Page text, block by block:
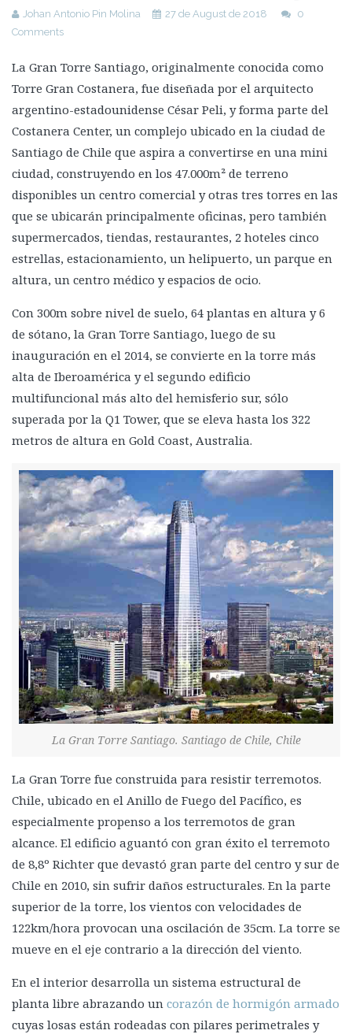
Principales fallas tectónicas del planeta
Cinturón de Fuego del Pacífico
Zona del Rift de Baikal
La falla de Suswa
Hacer frente a los terremotos
Riesgo Sísmico
Apoyo de la Unión Europea en la Reducción de Riesgo de
Nuevas tecnologías
Aisladores de base
Rodamientos de caucho y plomo
Sistema de aislamiento deslizante esférico
Sistema de placas oscilantes: Aislamiento de Alaska
Sistema de aislador de base cinemático
Amortiguamiento en estructuras
Dispositivos de amortiguación
Amortiguadores viscosos
Amortiguadores de fricción
Amortiguadores de deformación o de rendimiento metálico
El poder del péndulo: Amortiguador de masa sintonizado
Corazón de roca: núcleo de hormigón
Capa de invisibilidad sísmica
Materiales novedosos
Cartón
Bricker
Refuerzo con fibras
Envolturas con fibras de carbono
Superando las dificultades sísmicas
La Torre Ejecutiva Pemex
U.S. Bank Tower
Johan Antonio Pin Molina 27 de August de 2018
0
Comments
La Gran Torre Santiago, originalmente conocida como
Torre Gran Costanera, fue diseñada por el arquitecto
argentino-estadounidense César Peli, y forma parte del
Costanera Center, un complejo ubicado en la ciudad de
Santiago de Chile que aspira a convertirse en una mini
ciudad, construyendo en los 47.000m² de terreno
disponibles un centro comercial y otras tres torres en las
que se ubicarán principalmente oficinas, pero también
supermercados, tiendas, restaurantes, 2 hoteles cinco
estrellas, estacionamiento, un helipuerto, un parque en
altura, un centro médico y espacios de ocio.
Con 300m sobre nivel de suelo, 64 plantas en altura y 6
de sótano, la Gran Torre Santiago, luego de su
inauguración en el 2014, se convierte en la torre más
alta de Iberoamérica y el segundo edificio
multifuncional más alto del hemisferio sur, sólo
superada por la Q1 Tower, que se eleva hasta los 322
metros de altura en Gold Coast, Australia.
La Gran Torre Santiago. Santiago de Chile, Chile
La Gran Torre fue construida para resistir terremotos.
Chile, ubicado en el Anillo de Fuego del Pacífico, es
especialmente propenso a los terremotos de gran
alcance. El edificio aguantó con gran éxito el terremoto
de 8,8º Richter que devastó gran parte del centro y sur de
Chile en 2010, sin sufrir daños estructurales. En la parte
superior de la torre, los vientos con velocidades de
122km/hora provocan una oscilación de 35cm. La torre se
mueve en el eje contrario a la dirección del viento.
En el interior desarrolla un sistema estructural de
planta libre abrazando un corazón de hormigón armado
cuyas losas están rodeadas con pilares perimetrales y